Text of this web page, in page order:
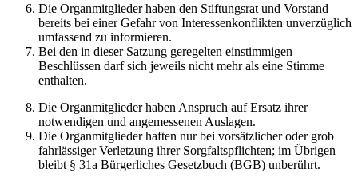
Die Organmitglieder haben den Stiftungsrat und Vorstand
bereits bei einer Gefahr von Interessenkonflikten unverzüglich
umfassend zu informieren.
Bei den in dieser Satzung geregelten einstimmigen
Beschlüssen darf sich jeweils nicht mehr als eine Stimme
enthalten.
Die Organmitglieder haben Anspruch auf Ersatz ihrer
notwendigen und angemessenen Auslagen.
Die Organmitglieder haften nur bei vorsätzlicher oder grob
fahrlässiger Verletzung ihrer Sorgfaltspflichten; im Übrigen
bleibt § 31a Bürgerliches Gesetzbuch (BGB) unberührt.